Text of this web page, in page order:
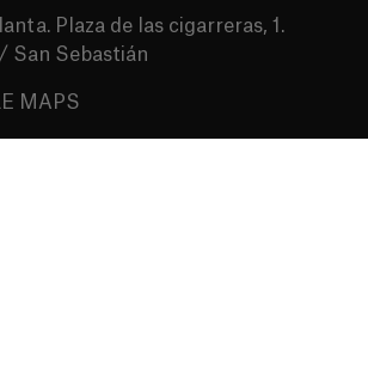
Plaza de las cigarreras, 1.
San Sebastián
MAPS